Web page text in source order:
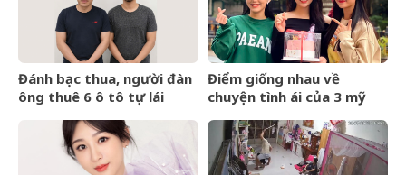
Đánh bạc thua, người đàn
ông thuê 6 ô tô tự lái
Điểm giống nhau về
chuyện tình ái của 3 mỹ